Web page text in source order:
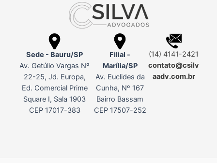
Sede - Bauru/SP
Av. Getúlio Vargas Nº
22-25, Jd. Europa,
Ed. Comercial Prime
Square I, Sala 1903
CEP 17017-383
Filial -
Marília/SP
Av. Euclides da
Cunha, Nº 167
Bairro Bassam
CEP 17507-252
(14) 4141-2421
contato@csilv
aadv.com.br